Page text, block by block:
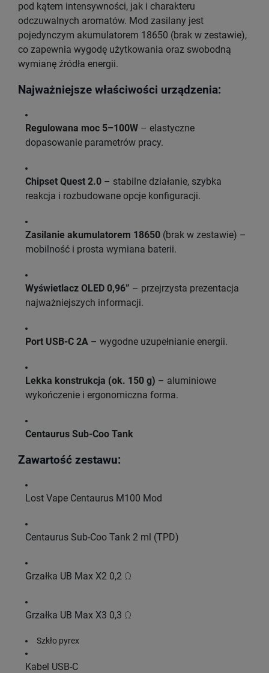
pod kątem intensywności, jak i charakteru
odczuwalnych aromatów. Mod zasilany jest
pojedynczym akumulatorem 18650 (brak w zestawie),
co zapewnia wygodę użytkowania oraz swobodną
wymianę źródła energii.
Najważniejsze właściwości urządzenia:
Regulowana moc 5–100W – elastyczne
dopasowanie parametrów pracy.
Chipset Quest 2.0 – stabilne działanie, szybka
reakcja i rozbudowane opcje konfiguracji.
Zasilanie akumulatorem 18650 (brak w zestawie) –
mobilność i prosta wymiana baterii.
Wyświetlacz OLED 0,96” – przejrzysta prezentacja
najważniejszych informacji.
Port USB-C 2A – wygodne uzupełnianie energii.
Lekka konstrukcja (ok. 150 g) – aluminiowe
wykończenie i ergonomiczna forma.
Centaurus Sub-Coo Tank
Zawartość zestawu:
Lost Vape Centaurus M100 Mod
Centaurus Sub-Coo Tank 2 ml (TPD)
Grzałka UB Max X2 0,2 Ω
Grzałka UB Max X3 0,3 Ω
Szkło pyrex
Kabel USB-C